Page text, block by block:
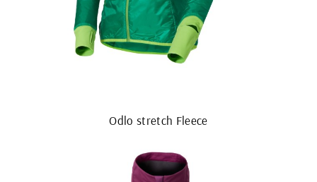
Odlo stretch Fleece